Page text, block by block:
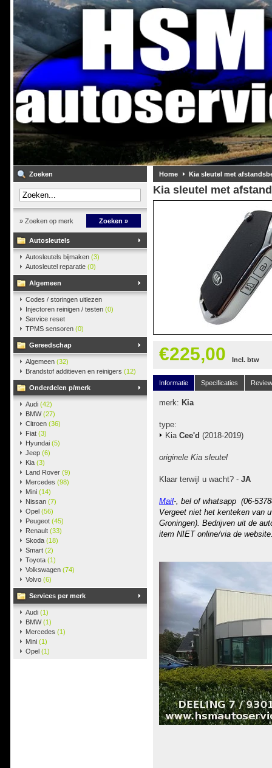
Zoeken
» Zoeken op merk Zoeken »
Autosleutels
Autosleutels bijmaken (3)
Autosleutel reparatie (0)
Algemeen
Codes / storingen uitlezen
Injectoren reinigen / testen (0)
Service reset
TPMS sensoren (0)
Gereedschap
Algemeen (32)
Brandstof additieven en reinigers (12)
Onderdelen p/merk
Audi (42)
BMW(27)
Citroen (36)
Fiat (3)
Hyundai (5)
Jeep (6)
Kia (3)
Land Rover (9)
Mercedes (98)
Mini (14)
Nissan (7)
Opel (56)
Peugeot (45)
Renault (33)
Skoda (18)
Smart (2)
Toyota (1)
Volkswagen (74)
Volvo (6)
Services per merk
Audi (1)
BMW(1)
Mercedes (1)
Mini (1)
Opel (1)
Home Kia sleutel met
Kia sleutel met
€225,00 Incl. btw
Informatie Specificaties
merk: Kia
type:
Kia Cee'd (2018-2019)
originele Kia sleutel
Klaar terwijl u wacht? - JA
Mail-, bel of whatsapp (06-
Vergeet niet het kenteken van
Groningen). Bedrijven uit de
item NIET online/via de